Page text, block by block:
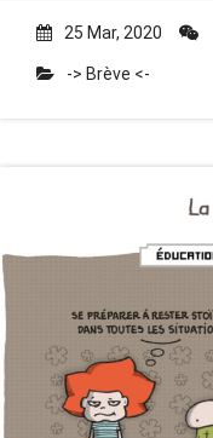
25 Mar, 2020
-> Brève <-